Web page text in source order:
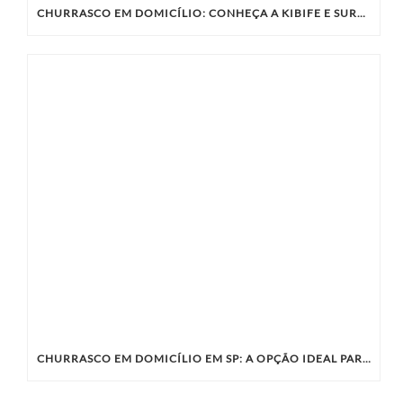
CHURRASCO EM DOMICÍLIO: CONHEÇA A KIBIFE E SURPREENDA SEUS CONVIDADOS
CHURRASCO EM DOMICÍLIO EM SP: A OPÇÃO IDEAL PARA SUA CONFRATERNIZAÇÃO